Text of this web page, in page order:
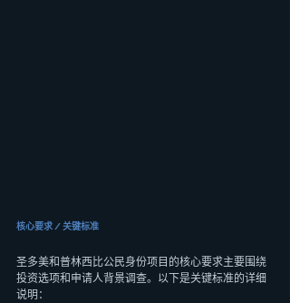
核心要求 / 关键标准
圣多美和普林西比公民身份项目的核心要求主要围绕
投资选项和申请人背景调查。以下是关键标准的详细
说明：